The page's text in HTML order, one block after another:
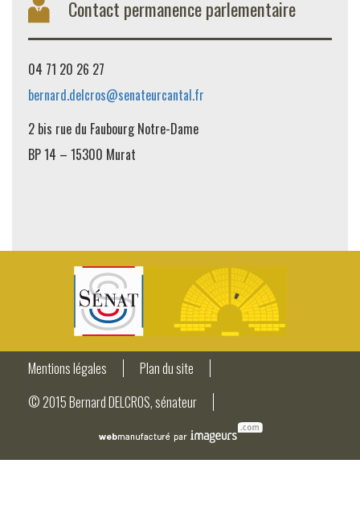
Contact permanence parlementaire
04 71 20 26 27
bernard.delcros@senateurcantal.fr
2 bis rue du Faubourg Notre-Dame
BP 14 – 15300 Murat
Mentions légales
Plan du site
© 2015 Bernard DELCROS, sénateur